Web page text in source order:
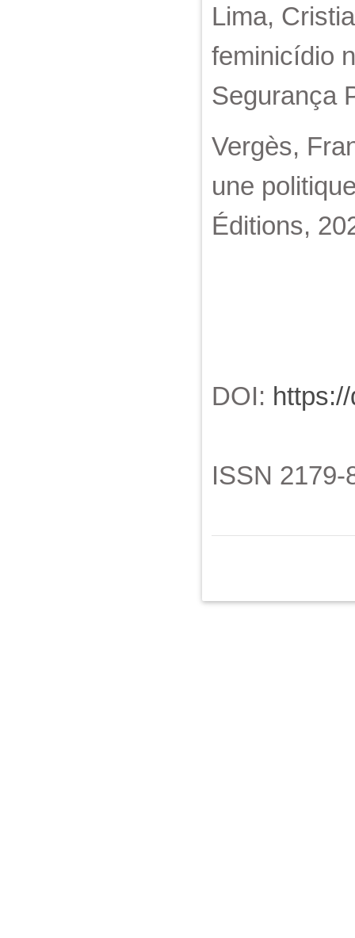
Lima,
feminicídio
Segurança
Vergès,
une
Éditions,
DOI:
ISSN